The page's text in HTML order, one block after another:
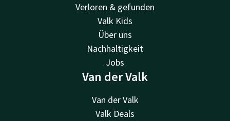
Verloren & gefunden
Valk Kids
Über uns
Nachhaltigkeit
Jobs
Van der Valk
Van der Valk
Valk Deals